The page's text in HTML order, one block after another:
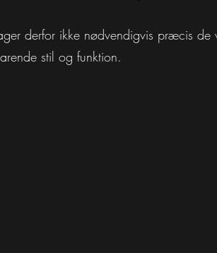
derfor ikke nødvendigvis præcis de
stil og funktion.